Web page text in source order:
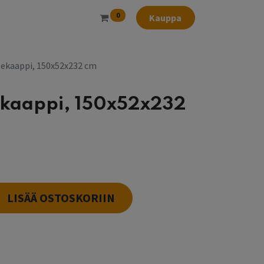
0 Kauppa
150x52x232 cm
150x52x232
LISÄÄ OSTOSKORIIN